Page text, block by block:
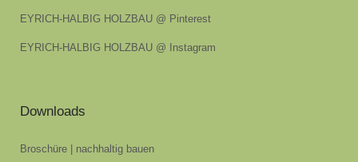
EYRICH-HALBIG HOLZBAU @ Pinterest
EYRICH-HALBIG HOLZBAU @ Instagram
Downloads
Broschüre | nachhaltig bauen